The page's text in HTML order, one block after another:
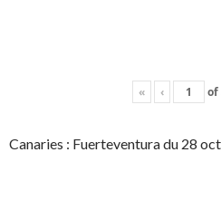
« ‹ of
Canaries : Fuerteventura du 28